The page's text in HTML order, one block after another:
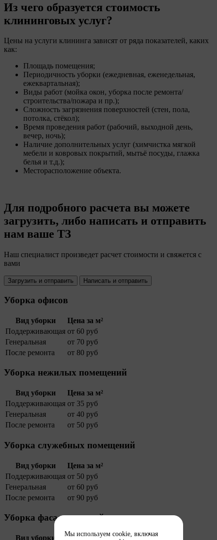
Мы используем cookie, включая
Из чего образуется стоимость
клининговых услуг?
Цены на услуги клининга зависят от ряда показателей, каких
как:
Площадь помещения;
Периодичность уборки (ежедневная, еженедельная,
ежеквартальная);
Виды работ (мойка окон, уборка после ремонта/
строительства/пожара и пр.);
Сложность загрязнения поверхностей (стен, пола,
потолка, стёкол);
Время проведения работ (рабочий, выходной день,
вечер, ночь);
Наличие дополнительных услуг (химчистка мягкой
мебели и ковровых покрытий, мытьё посуды, глажка
белья и т.д.);
Месторасположение объекта.
Для подробного расчета вы можете
загрузить, либо написать и отправить
нам ваше ТЗ
Наш специалист произведет расчет стоимости и свяжется с
вами
Загрузить и отправить Написать и отправить
Уборка офисов
Вид уборки
Цена за м²
Поддерживающая от 60 руб
Генеральная
от 70 руб
После ремонта
от 80 руб
Уборка нежилых помещений
Вид уборки
Цена за м²
Поддерживающая от 35 руб
Генеральная
от 40 руб
После ремонта
от 50 руб
Уборка служебных помещений
Вид уборки
Цена за м²
Поддерживающая от 50 руб
Генеральная
от 60 руб
После ремонта
от 90 руб
Уборка фасадов зданий
Вид уборки Цена за м²